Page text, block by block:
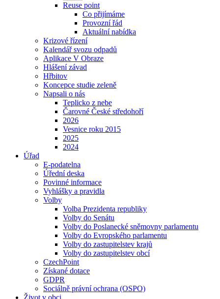
Reuse point
Co přijímáme
Provozní řád
Aktuální nabídka
Krizové řízení
Kalendář svozu odpadů
Aplikace V Obraze
Hlášení závad
Hřbitov
Koncepce studie zeleně
Napsali o nás
Teplicko z nebe
Čarovné České středohoří
2026
Vesnice roku 2015
2025
2024
Úřad
E-podatelna
Úřední deska
Povinné informace
Vyhlášky a pravidla
Volby
Volba Prezidenta republiky
Volby do Senátu
Volby do Poslanecké sněmovny parlamentu
Volby do Evropského parlamentu
Volby do zastupitelstev krajů
Volby do zastupitelstev obcí
CzechPoint
Získané dotace
GDPR
Sociálně právní ochrana (OSPO)
Život v obci